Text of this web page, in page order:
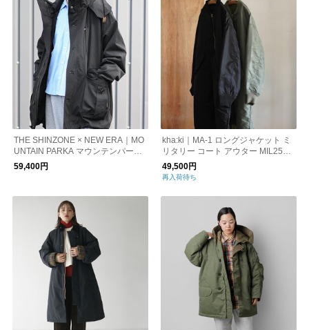
THE SHINZONE × NEW ERA｜MO
UNTAIN PARKA マウンテンパーカ
ー レディース アウター 25amsco04
59,400円
kha:ki｜MA-1 ロングジャケット ミ
リタリー コート アウター MIL25FJ
K3241 カーキ
49,500円
再入荷待ち